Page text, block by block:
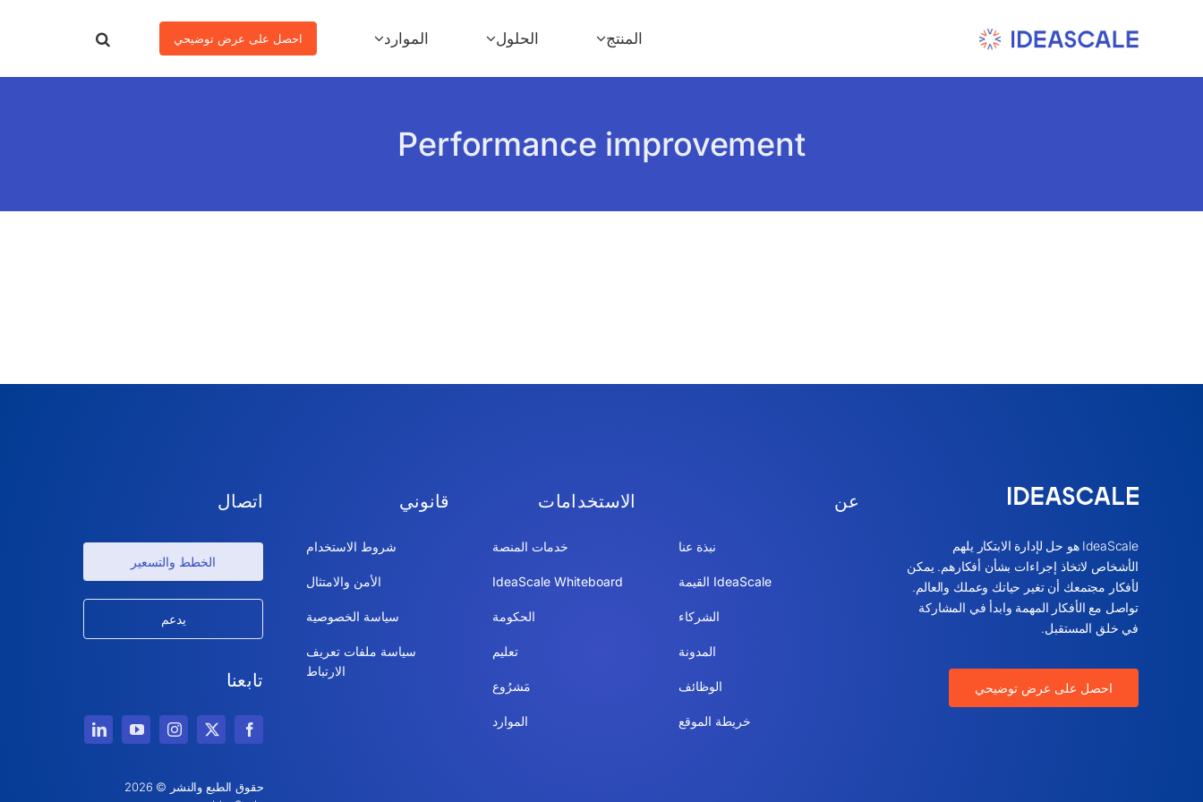
المنتج الحلول الموارد احصل على عرض توضيحي
Performance improvement
IdeaScale هو حل لإدارة الابتكار يلهم
الأشخاص لاتخاذ إجراءات بشأن أفكارهم. يمكن
لأفكار مجتمعك أن تغير حياتك وعملك والعالم.
تواصل مع الأفكار المهمة وابدأ في المشاركة
في خلق المستقبل.
احصل على عرض توضيحي
عن
نبذة عنا
IdeaScale القيمة
الشركاء
المدونة
الوظائف
خريطة الموقع
الاستخدامات
خدمات المنصة
IdeaScale Whiteboard
الحكومة
تعليم
مَشرُوع
الموارد
قانوني
شروط الاستخدام
الأمن والامتثال
سياسة الخصوصية
سياسة ملفات تعريف
الارتباط
اتصال
الخطط والتسعير
يدعم
تابعنا
حقوق الطبع والنشر © 2026